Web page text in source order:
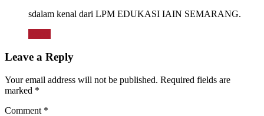
sdalam kenal dari LPM EDUKASI IAIN SEMARANG.
Leave a Reply
Your email address will not be published. Required fields are
marked *
Comment *